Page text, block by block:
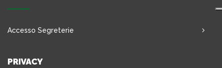
Accesso Segreterie
PRIVACY